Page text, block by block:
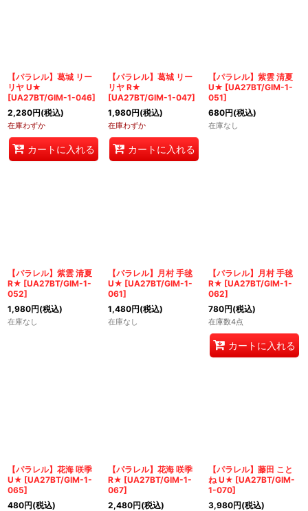
【パラレル】葛城 リー
リヤ U★
[UA27BT/GIM-1-046]
2,280円(税込)
在庫わずか
カートに入れる
【パラレル】葛城 リー
リヤ R★
[UA27BT/GIM-1-047]
1,980円(税込)
在庫わずか
カートに入れる
【パラレル】紫雲 清夏
U★ [UA27BT/GIM-1-
051]
680円(税込)
在庫なし
【パラレル】紫雲 清夏
R★ [UA27BT/GIM-1-
052]
1,980円(税込)
在庫なし
【パラレル】月村 手毬
U★ [UA27BT/GIM-1-
061]
1,480円(税込)
在庫なし
【パラレル】月村 手毬
R★ [UA27BT/GIM-1-
062]
780円(税込)
在庫数4点
カートに入れる
【パラレル】花海 咲季
U★ [UA27BT/GIM-1-
065]
480円(税込)
【パラレル】花海 咲季
R★ [UA27BT/GIM-1-
067]
2,480円(税込)
【パラレル】藤田 こと
ね U★ [UA27BT/GIM-
1-070]
3,980円(税込)